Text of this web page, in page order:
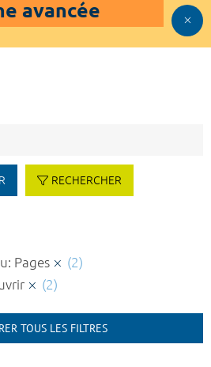
avancée
RECHERCHER
Pages
(2)
(2)
TOUS LES FILTRES